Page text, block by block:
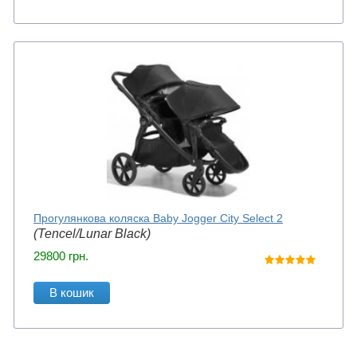
Прогулянкова коляска Baby Jogger City Select 2
(Tencel/Lunar Black)
29800 грн.
В кошик